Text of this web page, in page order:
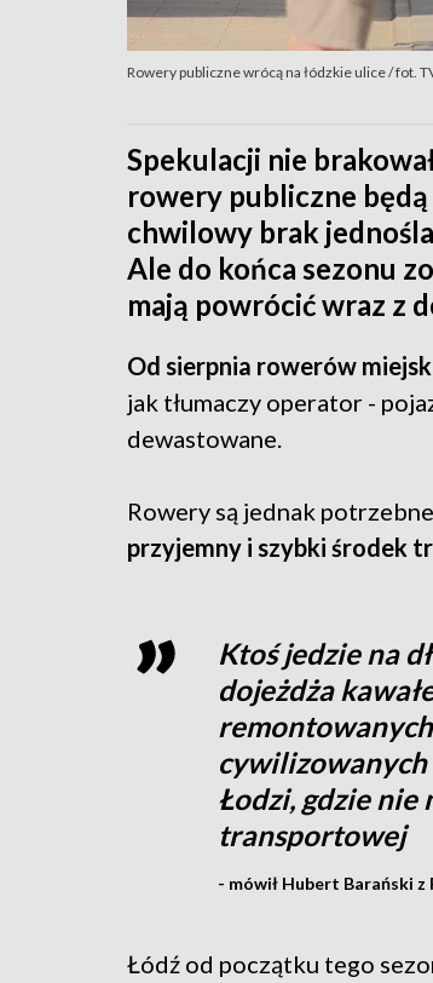
Rowery publiczne wrócą na łódzkie ulice / fot.
Spekulacji nie
rowery publiczne będą
chwilowy brak
Ale do końca sezonu
mają powrócić wraz z
Od sierpnia rowerów
jak tłumaczy operator -
dewastowane.
Rowery są jednak
przyjemny i szybki środek
Ktoś jedzie na
dojeżdża
cywilizowanych
Łodzi, gdzie
transportowej
- mówił Hubert Barański
Łódź od początku tego